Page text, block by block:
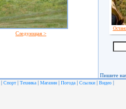
Следующая >
Пишите
| Спорт| Техника | Магазин | Погода | Ссылки | Видео |